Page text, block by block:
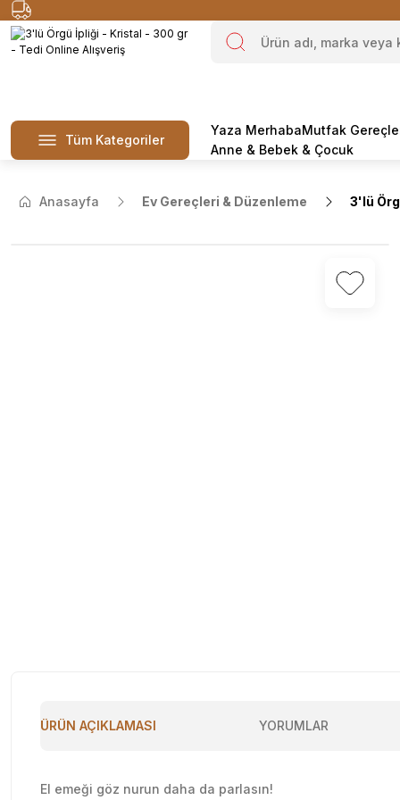
Tüm Kategoriler
Yaza MerhabaMutfak
Anne & Bebek & Çocuk
Anasayfa Ev Gereçleri & Düzenleme 3'lü
ÜRÜN AÇIKLAMASI YORUMLAR
El emeği göz nurun daha da parlasın!